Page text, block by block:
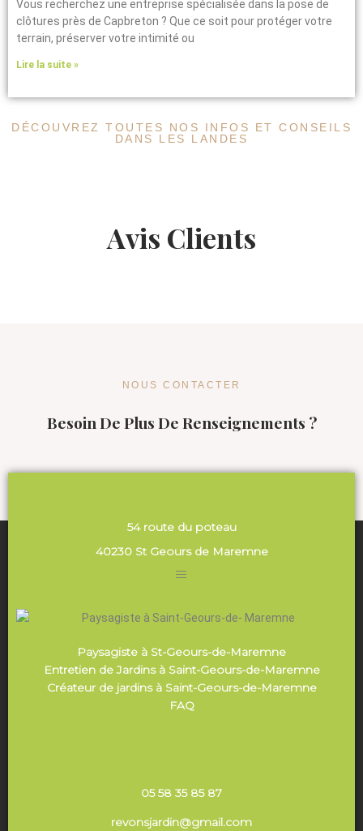
Vous recherchez une entreprise spécialisée dans la pose de
clôtures près de Capbreton ? Que ce soit pour protéger votre
terrain, préserver votre intimité ou
Lire la suite »
DÉCOUVREZ TOUTES NOS INFOS ET CONSEILS
DANS LES LANDES
Avis Clients
NOUS CONTACTER
Besoin De Plus De Renseignements ?
54 route du poteau
40230 St Geours de Maremne
Paysagiste à St-Geours-de-Maremne
Entretien de Jardins à Saint-Geours-de-Maremne
Créateur de jardins à Saint-Geours-de-Maremne
FAQ
05 58 35 85 87
revonsjardin@gmail.com